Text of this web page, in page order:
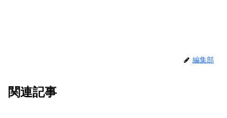
編集部
関連記事